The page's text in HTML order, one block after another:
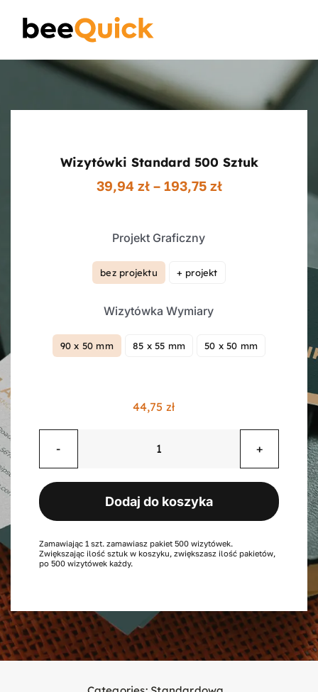
content
Wizytówki
Plakaty
Wiedza
Koszyk
Konto
Wizytówki Standard 500 Sztuk
39,94 zł – 193,75 złZakres
Projekt Graficzny
bez projektu + projekt
Wizytówka Wymiary
90 x 50 mm 85 x 55 mm 50 x 50 mm
44,75 zł
ilość
500
sztuk
Dodaj do koszyka
Zamawiając 1 szt. zamawiasz pakiet 500 wizytówek.
Zwiększając ilość sztuk w koszyku, zwiększasz ilość pakietów,
po 500 wizytówek każdy.